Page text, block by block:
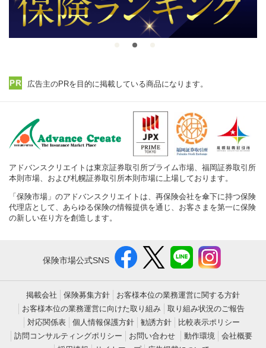
広告主のPRを目的に掲載している商品になります。
アドバンスクリエイトは東京証券取引所プライム市場、福岡証券取引所
本則市場、および札幌証券取引所本則市場に上場しております。
「保険市場」のアドバンスクリエイトは、再保険会社を傘下に持つ保険
代理店として、あらゆる保険の情報提供を通じ、お客さまを第一に保険
の新しい在り方を創造します。
保険市場公式SNS
掲載会社 保険募集方針
お客様本位の業務運営に関する方針
お客様本位の業務運営に向けた取り組み
取り組み状況のご報告
対応関係表
個人情報保護方針 勧誘方針
比較表示ポリシー
訪問コンサルティングポリシー
お問い合わせ 動作環境
会社概要